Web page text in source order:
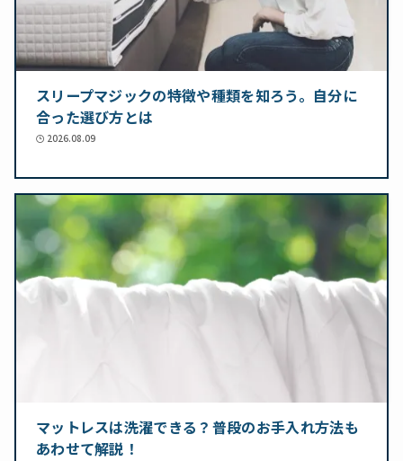
スリープマジックの特徴や種類を知ろう。自分に
合った選び方とは
2026.08.09
マットレスは洗濯できる？普段のお手入れ方法も
あわせて解説！